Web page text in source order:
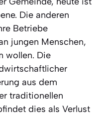
Die anderen
Betriebe
jungen Menschen,
wollen. Die
aus dem
traditionellen
dies als Verlust